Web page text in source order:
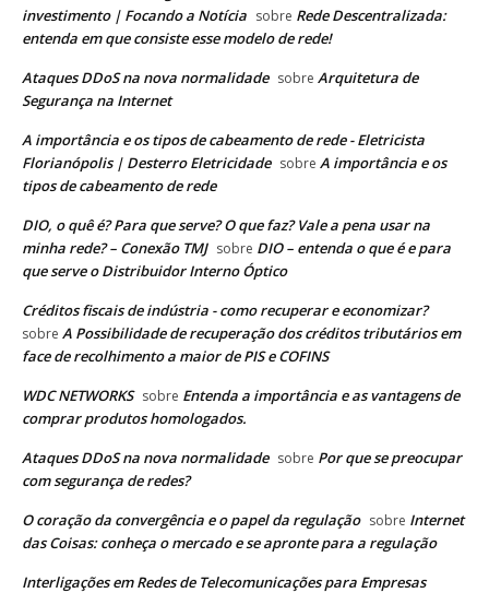
investimento | Focando a Notícia sobre Rede Descentralizada:
entenda em que consiste esse modelo de rede!
Ataques DDoS na nova normalidade sobre Arquitetura de
Segurança na Internet
A importância e os tipos de cabeamento de rede - Eletricista
Florianópolis | Desterro Eletricidade sobre A importância e os
tipos de cabeamento de rede
DIO, o quê é? Para que serve? O que faz? Vale a pena usar na
minha rede? – Conexão TMJ sobre DIO – entenda o que é e para
que serve o Distribuidor Interno Óptico
Créditos fiscais de indústria - como recuperar e economizar?
sobre A Possibilidade de recuperação dos créditos tributários em
face de recolhimento a maior de PIS e COFINS
WDC NETWORKS sobre Entenda a importância e as vantagens de
comprar produtos homologados.
Ataques DDoS na nova normalidade sobre Por que se preocupar
com segurança de redes?
O coração da convergência e o papel da regulação sobre Internet
das Coisas: conheça o mercado e se apronte para a regulação
Interligações em Redes de Telecomunicações para Empresas